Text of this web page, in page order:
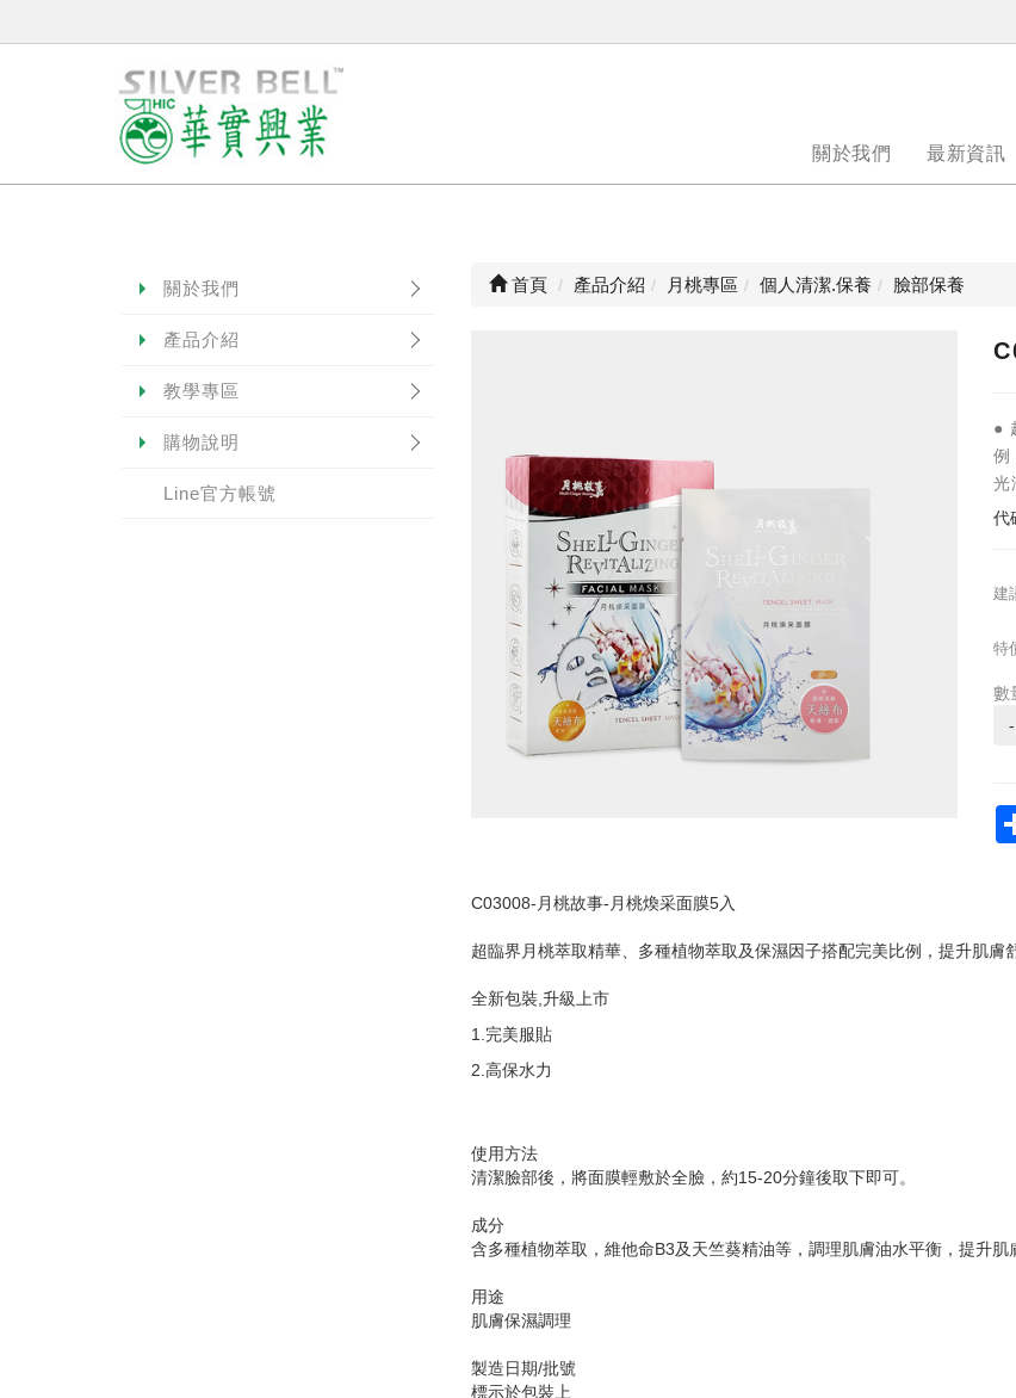
關於我們 最新資訊
關於我們
產品介紹
教學專區
購物說明
Line官方帳號
首頁 產品介紹 月桃專區 個人清潔.保養 臉部保養
●
例
光
代
建
特
數
-
C03008-月桃故事-月桃煥采面膜5入
超臨界月桃萃取精華、多種植物萃取及保濕因子搭配完美比例，提升肌膚
全新包裝,升級上市
1.完美服貼
2.高保水力
使用方法
清潔臉部後，將面膜輕敷於全臉，約15-20分鐘後取下即可。
成分
含多種植物萃取，維他命B3及天竺葵精油等，調理肌膚油水平衡，提升肌
用途
肌膚保濕調理
製造日期/批號
標示於包裝上